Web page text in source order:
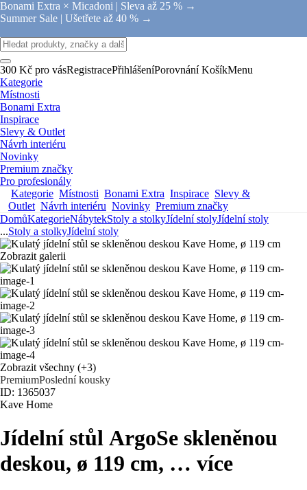
Bonami Extra × Micadoni | Sleva až 25 % →
Summer Sale | Ušetřete až 40 % →
300 Kč pro vásRegistracePřihlášeníPorovnání KošíkMenu
Kategorie
Místnosti
Bonami Extra
Inspirace
Slevy & Outlet
Návrh interiéru
Novinky
Premium značky
Pro profesionály
Kategorie Místnosti Bonami Extra Inspirace Slevy &
Outlet Návrh interiéru Novinky Premium značky
DomůKategorieNábytekStoly a stolkyJídelní stolyJídelní stoly
...Stoly a stolkyJídelní stoly
Zobrazit galerii
Zobrazit všechny (+3)
PremiumPoslední kousky
ID: 1365037
Kave Home
Jídelní stůl ArgoSe skleněnou
deskou, ø 119 cm, … více